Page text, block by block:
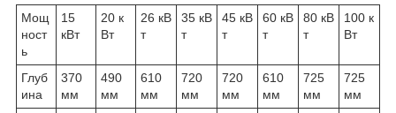
Мощ
ност
ь
15
кВт
20 к
Вт
26 кВ
т
35 кВ
т
45 кВ
т
60 кВ
т
80 кВ
т
100 к
Вт
Глуб
ина
370
мм
490
мм
610
мм
720
мм
720
мм
610
мм
725
мм
725
мм